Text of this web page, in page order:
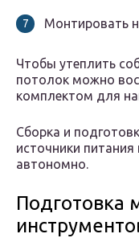
Монтировать
Чтобы утеплить
потолок можно
комплектом для
Сборка и
источники
автономно.
Подготовка